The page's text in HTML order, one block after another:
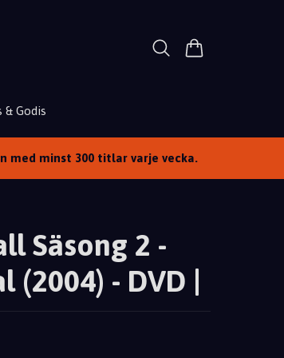
& Godis
med minst 300 titlar varje vecka.
Säsong 2 -
(2004) - DVD |